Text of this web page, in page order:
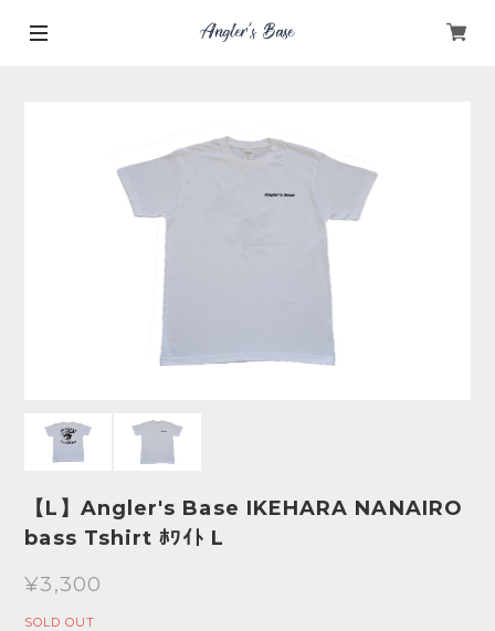
【L】Angler's Base IKEHARA NANAIRO
bass Tshirt ﾎﾜｲﾄ L
¥3,300
SOLD OUT